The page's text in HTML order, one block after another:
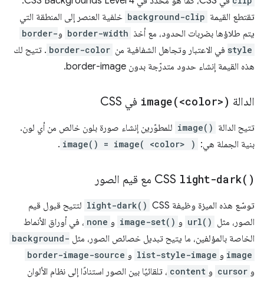
تقتطع القيمة background-clip خلفية العنصر إلى المنطقة التي
يتم طلاؤها بضربات الحدود، مع أخذ border-width وborder-
style في الاعتبار وتجاهل الشفافية من border-color . تتيح لك
هذه القيمة إنشاء حدود متدرّجة بدون border-image.
الدالة image(<color>) في CSS
تتيح الدالة image() للمطوّرين إنشاء صورة بلون خالص من أي لون.
بنية الجملة هي: image() = image( <color> )
.
light-dark( )
توسّع هذه الميزة وظيفة CSS light-dark() لتتيح قبول قيم
الصور، مثل url() و image-set() و none ، في أوراق الأنماط
الخاصة بالمؤلفين، ما يتيح تبديل خصائص الصور، مثل background-
image و list-style-image و border-image-source
و cursor و content ، تلقائيًا بين الصور استنادًا إلى نظام الألوان